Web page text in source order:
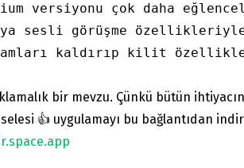
versiyonu çok daha
sesli görüşme
kaldırıp kilit
bir mevzu. Çünkü bütün
👍 uygulamayı bu bağlantıdan